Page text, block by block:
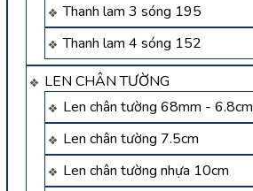
Thanh lam 3 sóng 195
Thanh lam 4 sóng 152
LEN CHÂN TƯỜNG
Len chân tường 68mm - 6.8cm
Len chân tường 7.5cm
Len chân tường nhựa 10cm